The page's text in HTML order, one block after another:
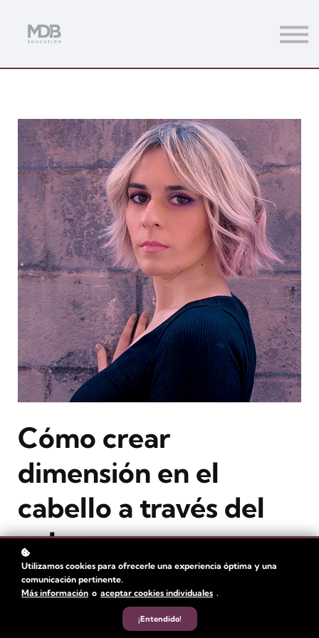
Únete a MDb Pro
Cómo crear
dimensión en el
cabello a través del
color.
Adéntrate en las tendencias de color y profundiza en esta
técnica tan sencilla y efectiva por su naturalidad, por el
brillo y por la luminosidad que aporta al cabello.
Utilizamos cookies para ofrecerle una experiencia óptima y una
comunicación pertinente.
Más información o aceptar cookies individuales .
¡Entendido!